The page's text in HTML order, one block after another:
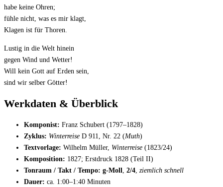
habe keine Ohren;
fühle nicht, was es mir klagt,
Klagen ist für Thoren.
Lustig in die Welt hinein
gegen Wind und Wetter!
Will kein Gott auf Erden sein,
sind wir selber Götter!
Werkdaten & Überblick
Komponist: Franz Schubert (1797–1828)
Zyklus: Winterreise D 911, Nr. 22 (Muth)
Textvorlage: Wilhelm Müller, Winterreise (1823/24)
Komposition: 1827; Erstdruck 1828 (Teil II)
Tonraum / Takt / Tempo: g-Moll, 2/4, ziemlich schnell
Dauer: ca. 1:00–1:40 Minuten